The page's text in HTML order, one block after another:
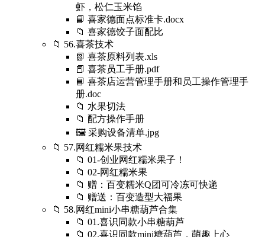
虾，松仁玉米馅
📘 喜家德面点标准卡.docx
📁 喜家德饺子面配比
📁 56.喜茶技术
📗 喜茶原料列表.xls
📕 喜茶员工手册.pdf
📘 喜茶店运营管理手册和员工操作管理手
册.doc
📁 水果切法
📁 配方操作手册
🖼️ 采购设备清单.jpg
📁 57.网红糯米果技术
📁 01-创业网红糯米果子！
📁 02-网红糯米果
📁 赠：百变糯米Q团可冷冻可快递
📁 赠送：百变造型大福果
📁 58.网红mini小串糖葫芦合集
📁 01.喜识同款小串糖葫芦
📁 02.喜识同款mini糖葫芦，萌趣上心